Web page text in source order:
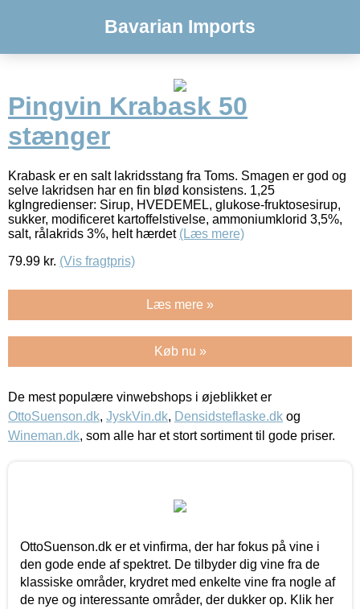
Bavarian Imports
Pingvin Krabask 50
stænger
Krabask er en salt lakridsstang fra Toms. Smagen er god og
selve lakridsen har en fin blød konsistens. 1,25
kgIngredienser: Sirup, HVEDEMEL, glukose-fruktosesirup,
sukker, modificeret kartoffelstivelse, ammoniumklorid 3,5%,
salt, rålakrids 3%, helt hærdet (Læs mere)
79.99 kr. (Vis fragtpris)
Læs mere »
Køb nu »
De mest populære vinwebshops i øjeblikket er
OttoSuenson.dk, JyskVin.dk, Densidsteflaske.dk og
Wineman.dk, som alle har et stort sortiment til gode priser.
OttoSuenson.dk er et vinfirma, der har fokus på vine i
den gode ende af spektret. De tilbyder dig vine fra de
klassiske områder, krydret med enkelte vine fra nogle af
de nye og interessante områder, der dukker op. Klik her